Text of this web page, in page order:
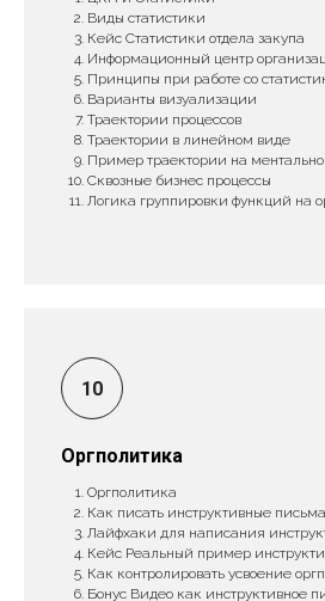
Виды статистики
Кейс Статистики отдела закупа
Информационный центр
Принципы при работе со
Варианты визуализации
Траектории процессов
Траектории в линейном виде
Пример траектории на
Сквозные бизнес процессы
Логика группировки функций на
Оргполитика
Оргполитика
Как писать инструктивные письма
Лайфхаки для написания
Кейс Реальный пример
Как контролировать усвоение
Бонус Видео как инструктивное